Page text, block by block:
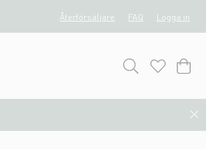
Återförsäljare FAQ Logga in